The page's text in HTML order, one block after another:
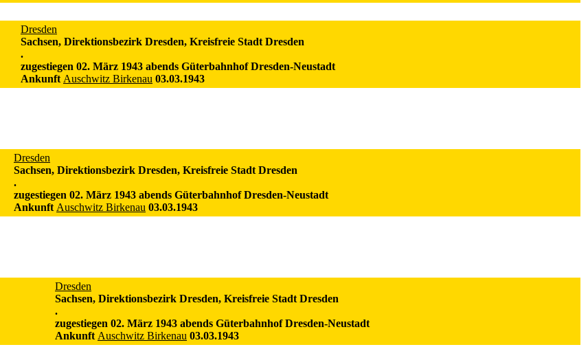
Dresden
Sachsen, Direktionsbezirk Dresden, Kreisfreie Stadt Dresden
.
zugestiegen 02. März 1943 abends Güterbahnhof Dresden-Neustadt
Ankunft Auschwitz Birkenau 03.03.1943
Dresden
Sachsen, Direktionsbezirk Dresden, Kreisfreie Stadt Dresden
.
zugestiegen 02. März 1943 abends Güterbahnhof Dresden-Neustadt
Ankunft Auschwitz Birkenau 03.03.1943
Dresden
Sachsen, Direktionsbezirk Dresden, Kreisfreie Stadt Dresden
.
zugestiegen 02. März 1943 abends Güterbahnhof Dresden-Neustadt
Ankunft Auschwitz Birkenau 03.03.1943